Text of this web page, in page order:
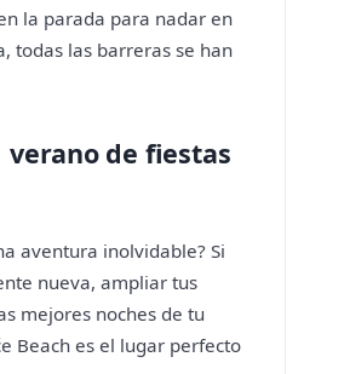
la parada para nadar en
todas las barreras se han
verano de fiestas
aventura inolvidable? Si
nueva, ampliar tus
mejores noches de tu
Beach es el lugar perfecto